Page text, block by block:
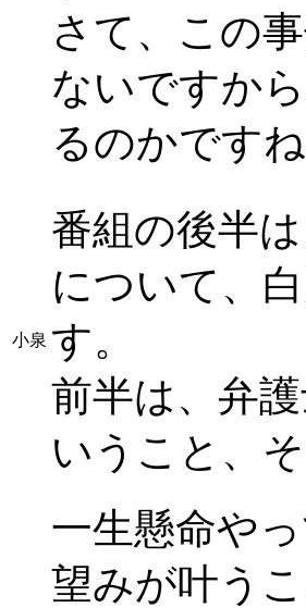
さて、この
ないですか
るのかです
小泉
番組の後半
について、
す。
前半は、弁
いうこと、
一生懸命や
望みが叶う